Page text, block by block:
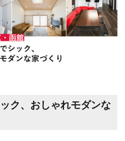
ク、おしゃれモダンな